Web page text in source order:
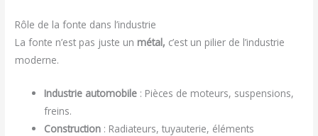
Rôle de la fonte dans l’industrie
La fonte n’est pas juste un métal, c’est un pilier de l’industrie
moderne.
Industrie automobile : Pièces de moteurs, suspensions,
freins.
Construction : Radiateurs, tuyauterie, éléments